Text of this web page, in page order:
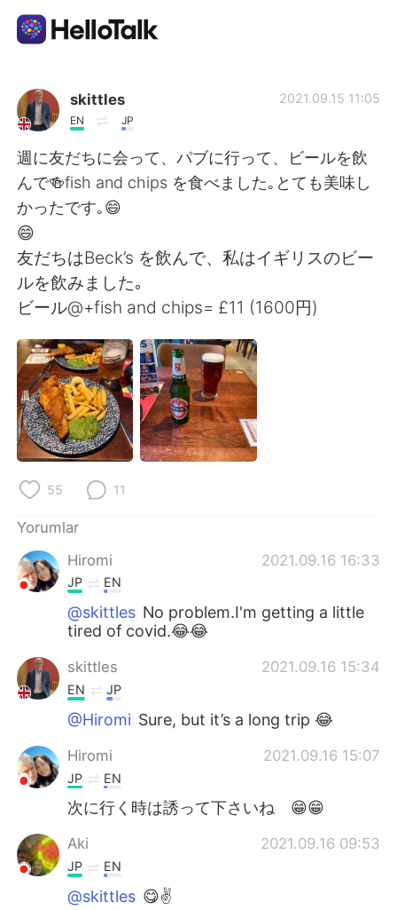
Dil Değişimi Uygulaması
AI Grammar Checker
Türkçe
English 简体中文
繁體中文 Español
العربية Français
Deutsch 日本語
한국어 Русский
ไทย
Italiano
Português
skittles
EN JP
2021.09.15 11:05
週に友だちに会って、パブに行って、ビールを飲
んで🍻fish and chips を食べました｡とても美味し
かったです｡😄
😄
友だちはBeck’s を飲んで、私はイギリスのビー
ルを飲みました｡
ビール@+fish and chips= £11 (1600円)
55 11
Yorumlar
Hiromi
2021.09.16 16:33
JP EN
@skittles No problem.I'm getting a little
tired of covid.😂😂
skittles 2021.09.16 15:34
EN JP
@Hiromi Sure, but it’s a long trip 😂
Hiromi 2021.09.16 15:07
JP EN
次に行く時は誘って下さいね 😁😁
Aki 2021.09.16 09:53
JP EN
@skittles 😋✌️